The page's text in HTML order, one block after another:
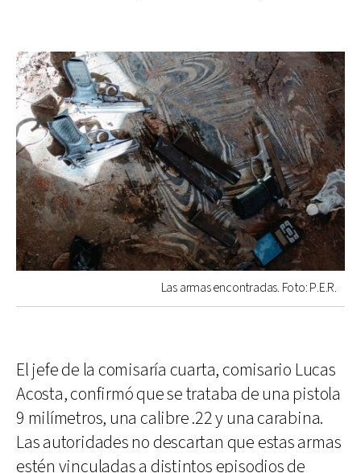
Las armas encontradas. Foto: P.E.R.
El jefe de la comisaría cuarta, comisario Lucas
Acosta, confirmó que se trataba de una pistola
9 milímetros, una calibre .22 y una carabina.
Las autoridades no descartan que estas armas
estén vinculadas a distintos episodios de